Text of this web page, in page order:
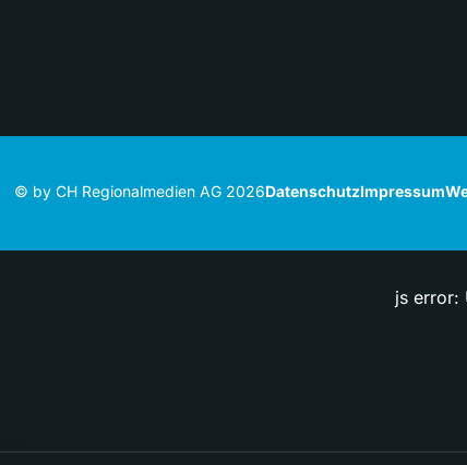
© by CH Regionalmedien AG 2026DatenschutzImpressum
js error: